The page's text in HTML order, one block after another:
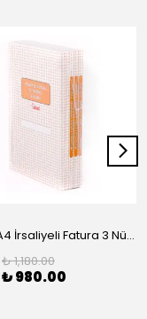
UYSAL A4 İrsaliyeli Fatura 3 Nüsha 50 Yaprak (5 Li Paket)
₺ 1,180.00
₺ 980.00